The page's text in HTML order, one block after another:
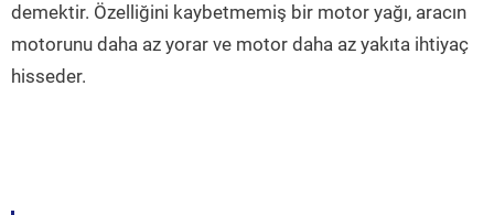
demektir. Özelliğini kaybetmemiş bir motor yağı, aracın
motorunu daha az yorar ve motor daha az yakıta ihtiyaç
hisseder.